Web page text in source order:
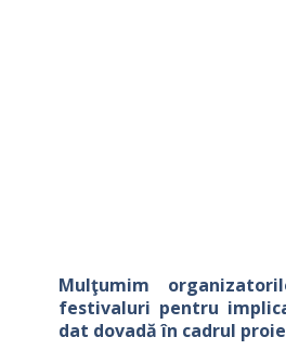
Mulţumim
festivaluri pentru
dat dovadă în cadrul